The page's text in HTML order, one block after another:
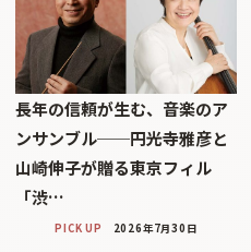
長年の信頼が生む、音楽のア
ンサンブル──円光寺雅彦と
山崎伸子が贈る東京フィル
「渋…
PICK UP 2026年7月30日